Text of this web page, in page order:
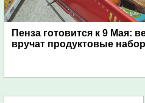
Пенза готовится к 9 Мая:
вручат продуктовые